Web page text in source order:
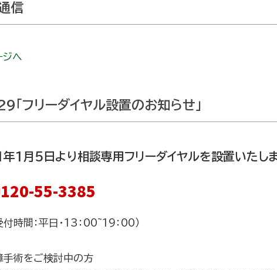
信
ジへ
「フリーダイヤル設置のお知らせ」
1月5日より相談専用フリーダイヤルを設置いたしま
55-3385
時間：平日・13：00~19：00）
手術をご検討中の方